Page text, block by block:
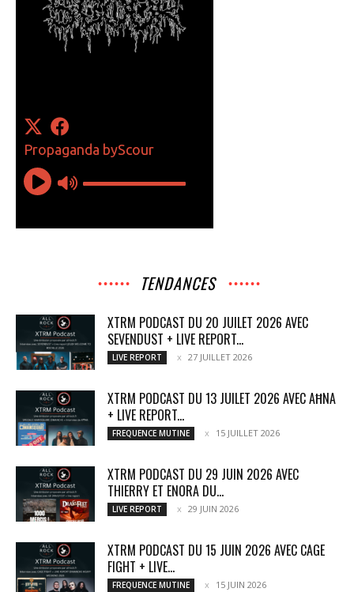
TENDANCES
XTRM PODCAST DU 20 JUILET 2026 AVEC
SEVENDUST + LIVE REPORT...
LIVE REPORT 27 JUILLET 2026
XTRM PODCAST DU 13 JUILET 2026 AVEC AĦNA
+ LIVE REPORT...
FREQUENCE MUTINE 15 JUILLET 2026
XTRM PODCAST DU 29 JUIN 2026 AVEC
THIERRY ET ENORA DU...
LIVE REPORT 29 JUIN 2026
XTRM PODCAST DU 15 JUIN 2026 AVEC CAGE
FIGHT + LIVE...
FREQUENCE MUTINE 15 JUIN 2026